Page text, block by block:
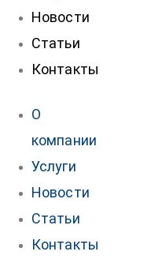
Новости
Статьи
Контакты
О
компании
Услуги
Новости
Статьи
Контакты